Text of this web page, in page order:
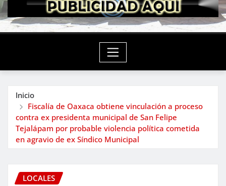
Inicio
Fiscalía de Oaxaca obtiene vinculación a proceso
contra ex presidenta municipal de San Felipe
Tejalápam por probable violencia política cometida
en agravio de ex Síndico Municipal
LOCALES